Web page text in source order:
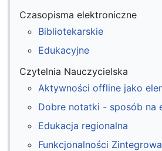
Czasopisma elektroniczne
Bibliotekarskie
Edukacyjne
Czytelnia Nauczycielska
Aktywności offline jako
Dobre notatki - sposób na
Edukacja regionalna
Funkcjonalności